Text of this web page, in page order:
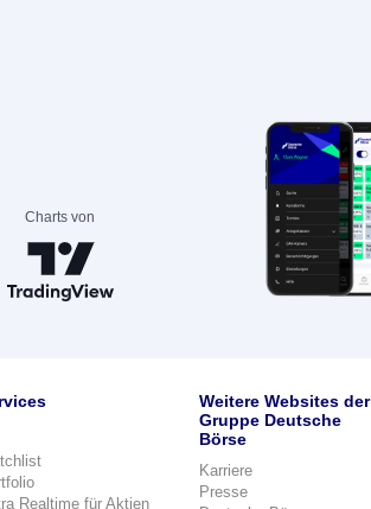
Charts von
Realtime für Aktien
Weitere Websites der
Gruppe Deutsche
Börse
Karriere
Presse